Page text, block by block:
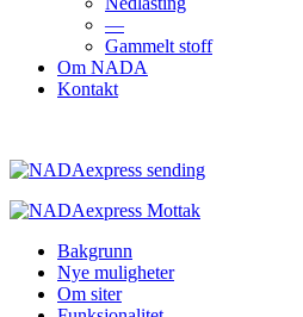
—
Gammelt stoff
Om NADA
Kontakt
Bakgrunn
Nye muligheter
Om siter